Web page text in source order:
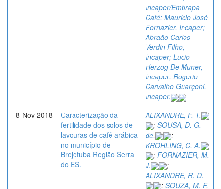
Incaper/Embrapa
Café; Mauricio José
Fornazier, Incaper;
Abraão Carlos
Verdin Filho,
Incaper; Lucio
Herzog De Muner,
Incaper; Rogerio
Carvalho Guarçoni,
Incaper.
8-Nov-2018
Caracterização da
fertilidade dos solos de
lavouras de café arábica
no município de
Brejetuba Região Serra
do ES.
ALIXANDRE, F. T.
; SOUSA, D. G.
de.
;
KROHLING, C. A.
; FORNAZIER, M.
J.
;
ALIXANDRE, R. D.
; SOUZA, M. F.